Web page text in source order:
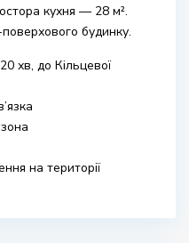
кухня — 28 м².
будинку.
хв, до Кільцевої
на території